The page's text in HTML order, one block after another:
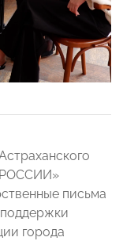
РОССИИ»
письма
города